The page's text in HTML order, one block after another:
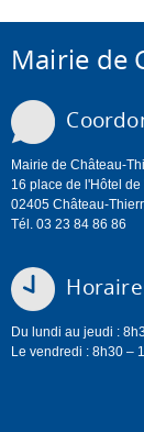
Mairie de
Mairie de Château-
16 place de l'Hôtel de
02405 Château-
Tél. 03 23 84 86 86
Du lundi au jeudi :
Le vendredi : 8h30 –